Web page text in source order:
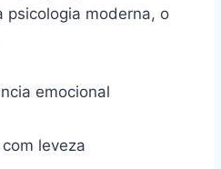
psicologia moderna, o
emocional
leveza